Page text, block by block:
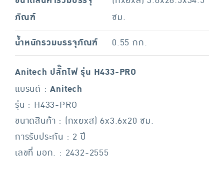
ภัณฑ์
ซม.
น้ำหนักรวมบรรจุภัณฑ์
0.55 กก.
Anitech ปลั๊กไฟ รุ่น H433-PRO
แบรนด์ :Anitech
รุ่น : H433-PRO
ขนาดสินค้า : (กxยxส) 6x3.6x20 ซม.
การรับประกัน : 2 ปี
เลขที่ มอก. : 2432-2555